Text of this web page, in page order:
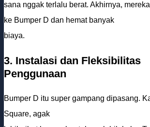
sana nggak terlalu berat. Akhirnya,
ke Bumper D dan hemat banyak
biaya.
3. Instalasi dan Fleksibilitas
Penggunaan
Bumper D itu super gampang dipasang.
Square, agak